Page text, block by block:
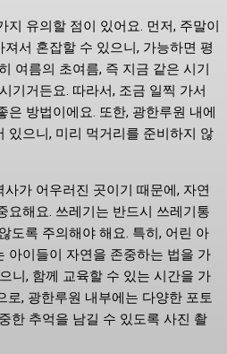
지 유의할 점이 있어요. 먼저, 주말이
서 혼잡할 수 있으니, 가능하면 평
여름의 초여름, 즉 지금 같은 시기
기거든요. 따라서, 조금 일찍 가서
은 방법이에요. 또한, 광한루원 내에
있으니, 미리 먹거리를 준비하지 않
가 어우러진 곳이기 때문에, 자연
요해요. 쓰레기는 반드시 쓰레기통
도록 주의해야 해요. 특히, 어린 아
아이들이 자연을 존중하는 법을 가
니, 함께 교육할 수 있는 시간을 가
로, 광한루원 내부에는 다양한 포토
한 추억을 남길 수 있도록 사진 촬